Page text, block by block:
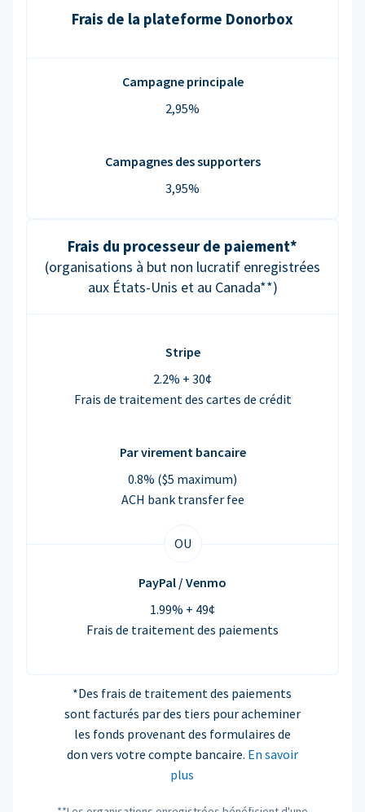
Frais de la plateforme Donorbox
Campagne principale
2,95%
Campagnes des supporters
3,95%
Frais du processeur de paiement*
(organisations à but non lucratif enregistrées
aux États-Unis et au Canada**)
Stripe
2.2% + 30¢
Frais de traitement des cartes de crédit
Par virement bancaire
0.8% ($5 maximum)
ACH bank transfer fee
OU
PayPal / Venmo
1.99% + 49¢
Frais de traitement des paiements
*Des frais de traitement des paiements
sont facturés par des tiers pour acheminer
les fonds provenant des formulaires de
don vers votre compte bancaire. En savoir
plus